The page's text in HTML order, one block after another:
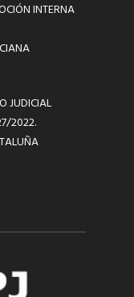
INTERNA
JUDICIAL
2022.